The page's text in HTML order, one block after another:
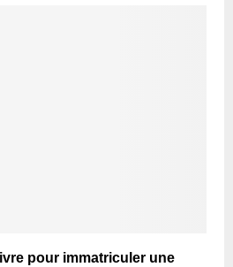
pour immatriculer une